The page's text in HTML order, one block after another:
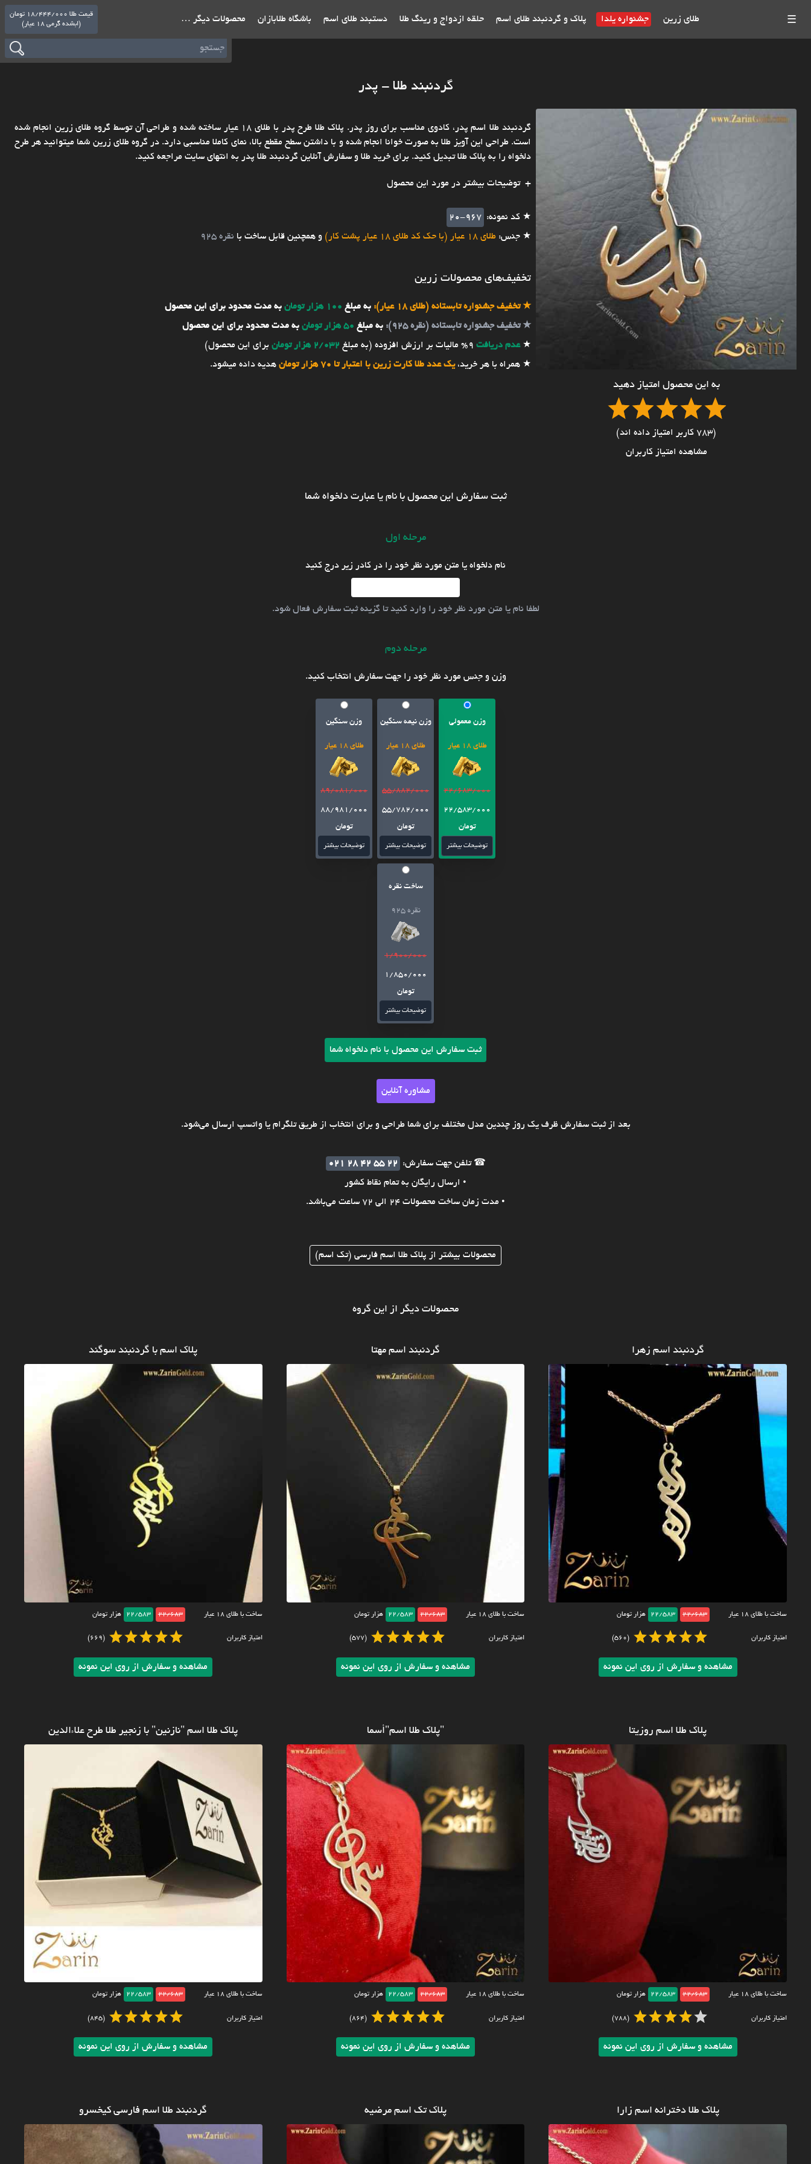
☰ طلای زرین جشنواره یلدا پلاک و گردنبند طلای اسم حلقه ازدواج و رینگ طلا دستبند طلای اسم باشگاه طلابازان محصولات دیگر …
قیمت طلا 18/444/000 تومان
(ابشده گرمی 18 عیار)
گردنبند طلا - پدر
به این محصول امتیاز دهید
(783 کاربر امتیاز داده اند)
مشاهده امتیاز کاربران
گردنبند طلا اسم پدر، کادوی مناسب برای روز پدر. پلاک طلا طرح پدر با طلای 18 عیار ساخته شده و طراحی آن توسط گروه طلای زرین انجام شده
است. طراحی این آویز طلا به صورت خوانا انجام شده و با داشتن سطح مقطع بالا، نمای کاملا مناسبی دارد. در گروه طلای زرین شما میتوانید هر طرح
دلخواه را به پلاک طلا تبدیل کنید. برای خرید طلا و سفارش آنلاین گردنبند طلا پدر به انتهای سایت مراجعه کنید.
توضیحات بیشتر در مورد این محصول
★ کد نمونه: 20-967
★ جنس: طلای 18 عیار (با حک کد طلای 18 عیار پشت کار) و همچنین قابل ساخت با نقره 925
تخفیف‌های محصولات زرین
★تخفیف جشنواره تابستانه (طلای 18 عیار): به مبلغ 100 هزار تومان
به مدت محدود برای این محصول
★تخفیف جشنواره تابستانه (نقره 925): به مبلغ 50 هزار تومان
به مدت محدود برای این محصول
★عدم دریافت 9% مالیات بر ارزش افزوده (به مبلغ 2/032 هزار تومان
برای این محصول)
★ همراه با هر خرید،یک عدد طلا کارت زرین با اعتبار تا 70 هزار تومان هدیه داده میشود.
ثبت سفارش این محصول با نام یا عبارت دلخواه شما
مرحله اول
نام دلخواه یا متن مورد نظر خود را در کادر زیر درج کنید
لطفا نام یا متن مورد نظر خود را وارد کنید تا گزینه ثبت سفارش فعال شود.
مرحله دوم
وزن و جنس مورد نظر خود را جهت سفارش انتخاب کنید.
وزن معمولی
طلای 18 عیار
22/683/000
22/583/000
تومان
توضیحات بیشتر
وزن نیمه سنگین
طلای 18 عیار
55/882/000
55/782/000
تومان
توضیحات بیشتر
وزن سنگین
طلای 18 عیار
89/081/000
88/981/000
تومان
توضیحات بیشتر
ساخت نقره
نقره 925
1/900/000
1/850/000
تومان
توضیحات بیشتر
ثبت سفارش این محصول با نام دلخواه شما
مشاوره آنلاین
بعد از ثبت سفارش ظرف یک روز چندین مدل مختلف برای شما طراحی و برای انتخاب از طریق تلگرام یا واتسپ ارسال می‌شود.
☎ تلفن جهت سفارش:
021 28 42 55 22
• ارسال رایگان به تمام نقاط کشور
• مدت زمان ساخت محصولات 24 الی 72 ساعت می‌باشد.
محصولات بیشتر از پلاک طلا اسم فارسی (تک اسم)
محصولات دیگر از این گروه
گردنبند اسم زهرا
ساخت با طلای ۱۸ عیار 22/683
22/583 هزار تومان
امتیاز کاربران (560)
مشاهده و سفارش از روی این نمونه
گردنبند اسم مهتا
ساخت با طلای ۱۸ عیار 22/683
22/583 هزار تومان
امتیاز کاربران (577)
مشاهده و سفارش از روی این نمونه
پلاک اسم با گردنبند سوگند
ساخت با طلای ۱۸ عیار 22/683
22/583 هزار تومان
امتیاز کاربران (669)
مشاهده و سفارش از روی این نمونه
پلاک طلا اسم روزیتا
ساخت با طلای ۱۸ عیار 22/683
22/583 هزار تومان
امتیاز کاربران (788)
مشاهده و سفارش از روی این نمونه
"پلاک طلا اسم"أسما
ساخت با طلای ۱۸ عیار 22/683
22/583 هزار تومان
امتیاز کاربران (864)
مشاهده و سفارش از روی این نمونه
پلاک طلا اسم "نازنین" با زنجیر طلا طرح علاءالدین
ساخت با طلای ۱۸ عیار 22/683
22/583 هزار تومان
امتیاز کاربران (845)
مشاهده و سفارش از روی این نمونه
پلاک طلا دخترانه اسم زارا پلاک تک اسم مرضیه گردنبند طلا اسم فارسی کیخسرو